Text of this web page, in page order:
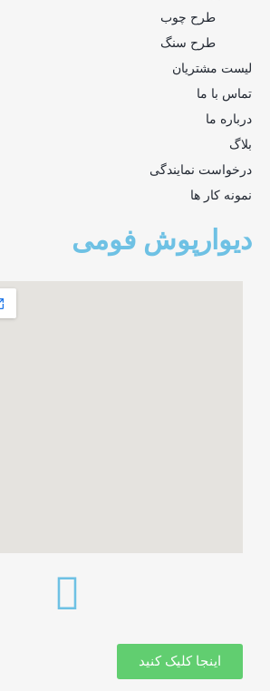
طرح چوب
طرح سنگ
لیست مشتریان
تماس با ما
درباره ما
بلاگ
درخواست نمایندگی
نمونه کار ها
دیوارپوش فومی
اینجا کلیک کنید